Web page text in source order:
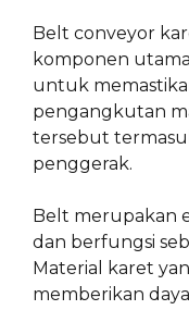
Belt conveyor
komponen
untuk
pengangkutan
tersebut
penggerak.
Belt merupakan
dan berfungsi
Material karet
memberikan